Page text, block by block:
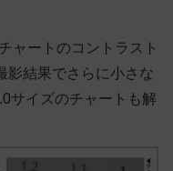
ャートのコントラスト
影結果でさらに小さな
サイズのチャートも解